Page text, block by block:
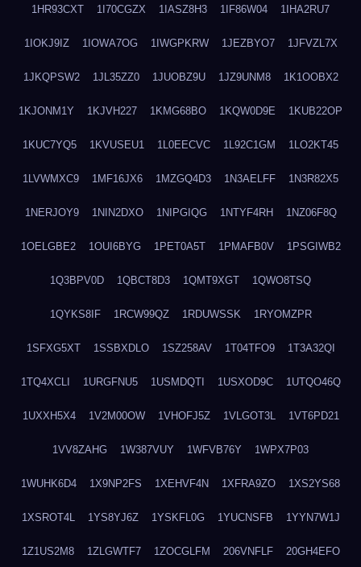
1HR93CXT 1I70CGZX 1IASZ8H3 1IF86W04 1IHA2RU7
1IOKJ9IZ 1IOWA7OG 1IWGPKRW 1JEZBYO7 1JFVZL7X
1JKQPSW2 1JL35ZZ0 1JUOBZ9U 1JZ9UNM8 1K1OOBX2
1KJONM1Y 1KJVH227 1KMG68BO 1KQW0D9E 1KUB22OP
1KUC7YQ5 1KVUSEU1 1L0EECVC 1L92C1GM 1LO2KT45
1LVWMXC9 1MF16JX6 1MZGQ4D3 1N3AELFF 1N3R82X5
1NERJOY9 1NIN2DXO 1NIPGIQG 1NTYF4RH 1NZ06F8Q
1OELGBE2 1OUI6BYG 1PET0A5T 1PMAFB0V 1PSGIWB2
1Q3BPV0D 1QBCT8D3 1QMT9XGT 1QWO8TSQ
1QYKS8IF 1RCW99QZ 1RDUWSSK 1RYOMZPR
1SFXG5XT 1SSBXDLO 1SZ258AV 1T04TFO9 1T3A32QI
1TQ4XCLI 1URGFNU5 1USMDQTI 1USXOD9C 1UTQO46Q
1UXXH5X4 1V2M00OW 1VHOFJ5Z 1VLGOT3L 1VT6PD21
1VV8ZAHG 1W387VUY 1WFVB76Y 1WPX7P03
1WUHK6D4 1X9NP2FS 1XEHVF4N 1XFRA9ZO 1XS2YS68
1XSROT4L 1YS8YJ6Z 1YSKFL0G 1YUCNSFB 1YYN7W1J
1Z1US2M8 1ZLGWTF7 1ZOCGLFM 206VNFLF 20GH4EFO